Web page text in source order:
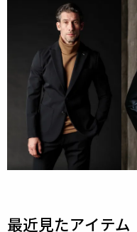
技術で実現した世界
切りっぱなしでもほ
インと断面が新しい
ポリウレタン(37％)
ても効いています。
また、リサイクル率
WAYストレッチナイ
さらさらとした清涼
着用頂けます。